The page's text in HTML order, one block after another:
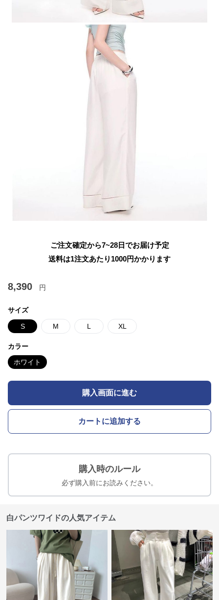
ご注文確定から7~28日でお届け予定
送料は1注文あたり 1000円かかります
8,390 円
サイズ
S M L XL
カラー
ホワイト
購入画面に進む
カートに追加する
購入時のルール
必ず購入前にお読みください。
白パンツワイドの人気アイテム